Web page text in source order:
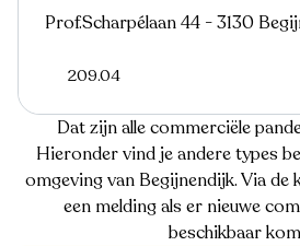
Prof.Scharpélaan 44 - 3130
209.04
Dat zijn alle commerciële
Hieronder vind je andere types
omgeving van Begijnendijk. Via de
een melding als er nieuwe
beschikbaar